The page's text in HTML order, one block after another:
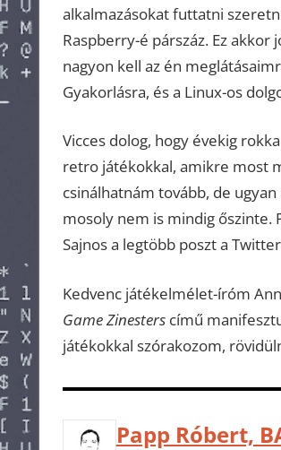
alkalmazásokat futtatni
Raspberry-é párszáz. Ez akkor
nagyon kell az én
Gyakorlásra, és a Linux-os
Vicces dolog, hogy évekig
retro játékokkal, amikre most
csinálhatnám tovább, de
mosoly nem is mindig őszinte.
Sajnos a legtöbb poszt a
Kedvenc játékelmélet-íróm
Game Zinesterscímű
játékokkal szórakozom,
Papp Róbert,